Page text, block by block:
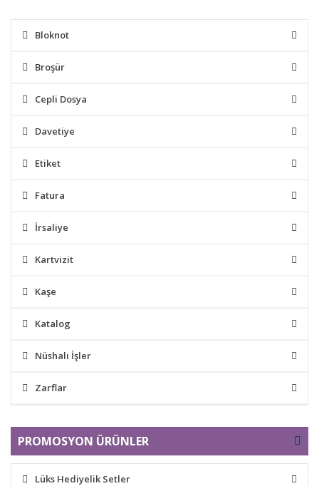
Bloknot
Broşür
Cepli Dosya
Davetiye
Etiket
Fatura
İrsaliye
Kartvizit
Kaşe
Katalog
Nüshalı İşler
Zarflar
PROMOSYON ÜRÜNLER
Lüks Hediyelik Setler